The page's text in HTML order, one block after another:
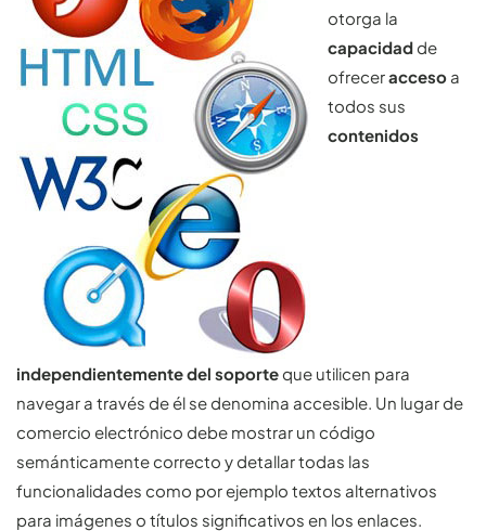
otorga la
capacidadde
ofreceracceso a
todos sus
contenidos
independientemente del soporteque utilicen para
navegar a través de él se denomina accesible. Un lugar de
comercio electrónico debe mostrar un código
semánticamente correcto y detallar todas las
funcionalidades como por ejemplo textos alternativos
para imágenes o títulos significativos en los enlaces.